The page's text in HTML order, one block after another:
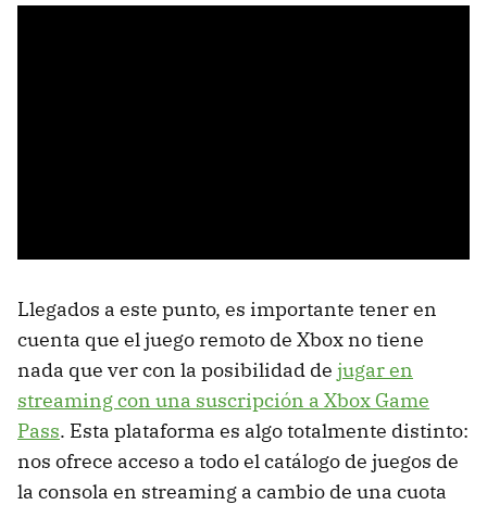
Llegados a este punto, es importante tener en
cuenta que el juego remoto de Xbox no tiene
nada que ver con la posibilidad de jugar en
streaming con una suscripción a Xbox Game
Pass. Esta plataforma es algo totalmente distinto:
nos ofrece acceso a todo el catálogo de juegos de
la consola en streaming a cambio de una cuota